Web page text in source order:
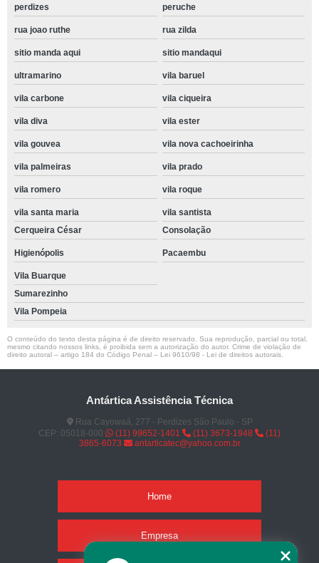
perdizes peruche
rua joao ruthe rua zilda
sitio manda aqui sitio mandaqui
ultramarino vila baruel
vila carbone vila ciqueira
vila diva vila ester
vila gouvea vila nova cachoeirinha
vila palmeiras vila prado
vila romero vila roque
vila santa maria
vila santista
Cerqueira César
Consolação
Higienópolis Pacaembu
Vila Buarque
Sumarezinho
Vila Pompeia
O conteúdo do texto desta página é de direito reservado. Sua reprodução, parcial ou total,
mesmo citando nossos links, é proibida sem a autorização do autor. Crime de violação de
direito autoral – artigo 184 do Código Penal – Lei 9610/98 - Lei de direitos autorais
Antártica Assistência Técnica
Rua Cayowaá, 277 - Perdizes São Paulo - SP
CEP: 05018-000
(11) 99652-1401 (11) 3673-1948
(11)
3865-6073
antarticatec@yahoo.com.br
Home
Empresa